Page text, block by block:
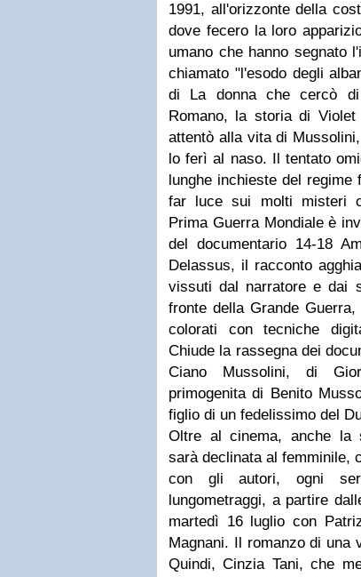
1991, all'orizzonte della
dove fecero la loro
umano che hanno segnato
chiamato "l'esodo degli
di La donna che cercò
Romano, la storia di Violet
attentò alla vita di
lo ferì al naso. Il tentato
lunghe inchieste del
far luce sui molti misteri
Prima Guerra Mondiale è
del documentario 14-18
Delassus, il racconto
vissuti dal narratore e dai
fronte della Grande
colorati con tecniche
Chiude la rassegna dei
Ciano Mussolini, di
primogenita di Benito
figlio di un fedelissimo del
Oltre al cinema, anche la
sarà declinata al femminile,
con gli autori, ogni
lungometraggi, a partire
martedì 16 luglio con
Magnani. Il romanzo di una
Quindi, Cinzia Tani, che